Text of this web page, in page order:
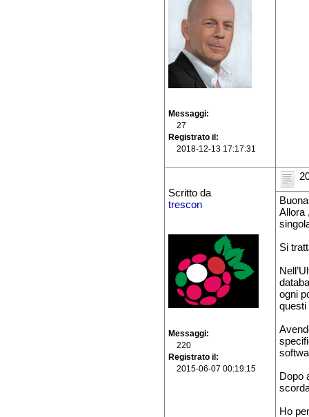
Messaggi
27
Registrato il
2018-12-13 17:17:31
Scritto da
trescon
Messaggi
220
Registrato il
2015-06-07 00:19:15
Allora
Si
ogni
questi
Dopo
Ho